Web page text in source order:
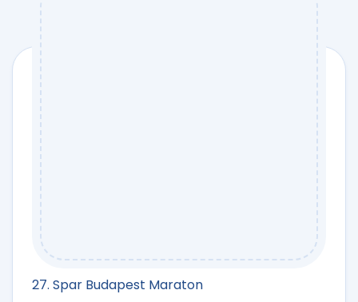
27. Spar Budapest Maraton